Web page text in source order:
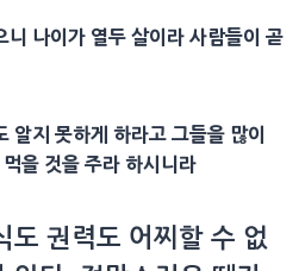
나이가 열두 살이라 사람들이 곧
알지 못하게 하라고 그들을 많이
을 것을 주라 하시니라
도 권력도 어찌할 수 없